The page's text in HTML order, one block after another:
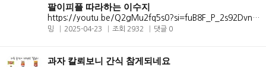
팔이피플 따라하는 이수지
https://youtu.be/Q2gMu2fq5s0?si=fuB8F_P_2s92Dvnu이수지 슈블리맘, 인스..
밍 2025-04-23 조회 2932 댓글 0
과자 칼뢰보니 간식 참게되네요